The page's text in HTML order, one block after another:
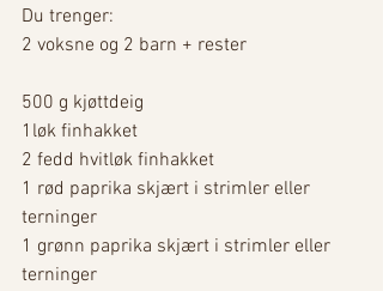
Du trenger:
2 voksne og 2 barn + rester
500 g kjøttdeig
1løk finhakket
2 fedd hvitløk finhakket
1 rød paprika skjært i strimler eller
terninger
1 grønn paprika skjært i strimler eller
terninger